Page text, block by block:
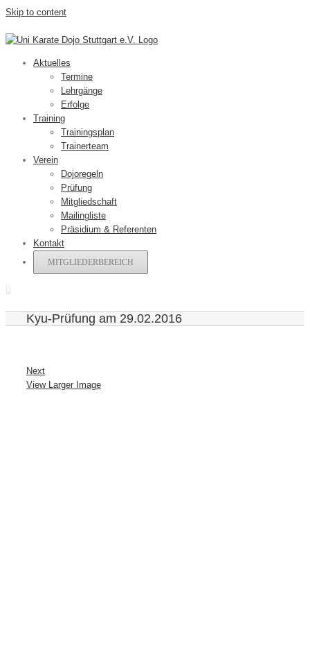
Skip to content
Aktuelles
Termine
Lehrgänge
Erfolge
Training
Trainingsplan
Trainerteam
Verein
Dojoregeln
Prüfung
Mitgliedschaft
Mailingliste
Präsidium & Referenten
Kontakt
MITGLIEDERBEREICH
Kyu-Prüfung am 29.02.2016
Next
View Larger Image